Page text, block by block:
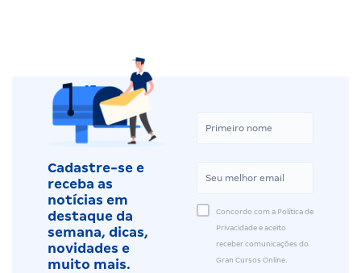
Cadastre-se e
receba as
notícias em
destaque da
semana, dicas,
novidades e
muito mais.
Concordo com a Política de
Privacidade e aceito
receber comunicações do
Gran Cursos Online.